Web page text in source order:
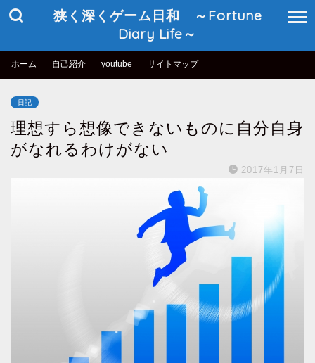
狭く深くゲーム日和 ～Fortune
Diary Life～
ホーム 自己紹介 youtube サイトマップ
日記
理想すら想像できないものに自分自身
がなれるわけがない
2017年1月7日